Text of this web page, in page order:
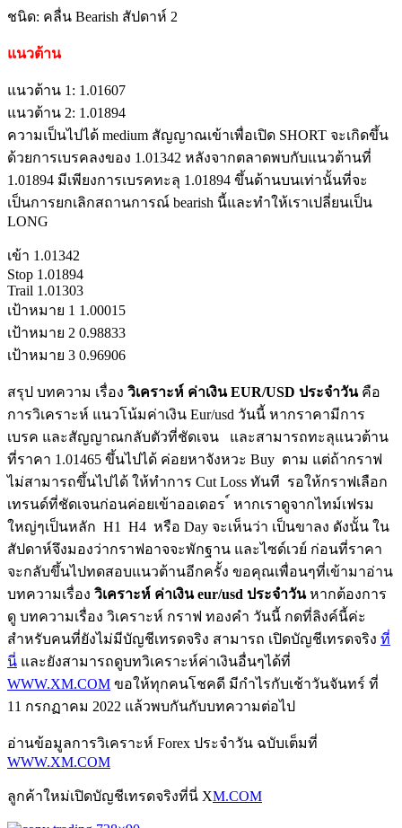
ชนิด: คลื่น Bearish สัปดาห์ 2
แนวต้าน
แนวต้าน 1: 1.01607
แนวต้าน 2: 1.01894
ความเป็นไปได้ medium สัญญาณเข้าเพื่อเปิด SHORT จะเกิดขึ้น
ด้วยการเบรคลงของ 1.01342 หลังจากตลาดพบกับแนวต้านที่
1.01894 มีเพียงการเบรคทะลุ 1.01894 ขึ้นด้านบนเท่านั้นที่จะ
เป็นการยกเลิกสถานการณ์ bearish นี้และทำให้เราเปลี่ยนเป็น
LONG
เข้า 1.01342
Stop 1.01894
Trail 1.01303
เป้าหมาย 1 1.00015
เป้าหมาย 2 0.98833
เป้าหมาย 3 0.96906
สรุป บทความ เรื่อง วิเคราะห์ ค่าเงิน EUR/USD ประจำวันคือ
การวิเคราะห์ แนวโน้มค่าเงิน Eur/usd วันนี้ หากราคามีการ
เบรค และสัญญาณกลับตัวที่ชัดเจน และสามารถทะลุแนวต้าน
ที่ราคา 1.01465 ขึ้นไปได้ ค่อยหาจังหวะ Buy ตาม แต่ถ้ากราฟ
ไม่สามารถขึ้นไปได้ ให้ทำการ Cut Loss ทันที รอให้กราฟเลือก
เทรนด์ที่ชัดเจนก่อนค่อยเข้าออเดอร ์ หากเราดูจากไทม์เฟรม
ใหญ่ๆเป็นหลัก H1 H4 หรือ Day จะเห็นว่า เป็นขาลง ดังนั้น ใน
สัปดาห์จึงมองว่ากราฟอาจจะพักฐาน และไซด์เวย์ ก่อนที่ราคา
จะกลับขึ้นไปทดสอบแนวต้านอีกครั้ง ขอคุณเพื่อนๆที่เข้ามาอ่าน
บทความเรื่อง วิเคราะห์ ค่าเงิน eur/usd ประจำวันหากต้องการ
ดู บทความเรื่อง วิเคราะห์ กราฟ ทองคำ วันนี้ กดที่ลิงค์นี้ค่ะ
สำหรับคนที่ยังไม่มีบัญชีเทรดจริง สามารถ เปิดบัญชีเทรดจริง ที่
นี่ และยังสามารถดูบทวิเคราะห์ค่าเงินอื่นๆได้ที่
WWW.XM.COM ขอให้ทุกคนโชคดี มีกำไรกับเช้าวันจันทร์ ที่
11 กรกฏาคม 2022 แล้วพบกันกับบทความต่อไป
อ่านข้อมูลการวิเคราะห์ Forex ประจำวัน ฉบับเต็มที่
WWW.XM.COM
ลูกค้าใหม่เปิดบัญชีเทรดจริงที่นี่ XM.COM